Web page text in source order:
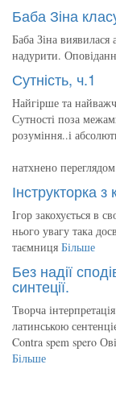
Баба Зіна
Баба Зіна виявилася
надурити.
Сутність, ч.1
Найгірше та
Сутності поза
розуміння..і
натхнено
Інструкторка з
Ігор закохується в
нього увагу така
таємниця Більше
Без надії
синтеції.
Творча
латинською
Contra spem spero
Більше